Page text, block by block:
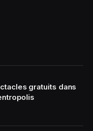
gratuits dans